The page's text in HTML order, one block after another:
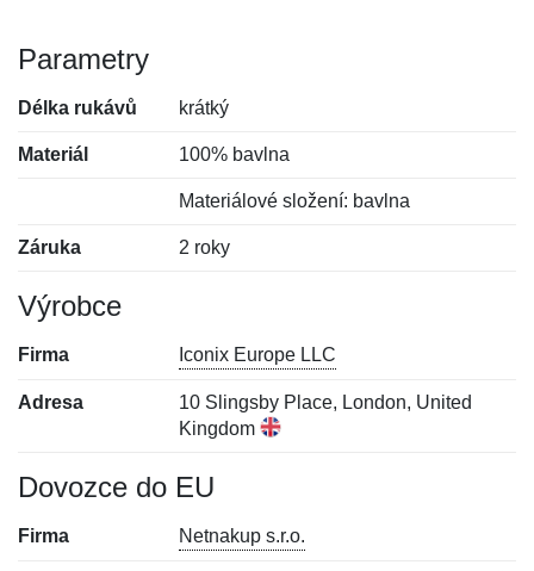
Parametry
Délka rukávů krátký
Materiál 100% bavlna
Materiálové složení: bavlna
Záruka 2 roky
Výrobce
Firma Iconix Europe LLC
Adresa
10 Slingsby Place, London, United
Kingdom
Dovozce do EU
Firma Netnakup s.r.o.